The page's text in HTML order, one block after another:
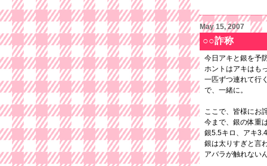
May 15, 2007
○○詐称
今日アキと銀を予
ホントはアキはも
一匹ずつ連れて行
で、一緒に。
ここで、皆様にお
今まで、銀の体重
銀5.5キロ、アキ
銀は太りすぎと言
アバラが触れない